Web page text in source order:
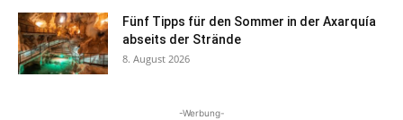
Fünf Tipps für den Sommer in der Axarquía
abseits der Strände
8. August 2026
-Werbung-